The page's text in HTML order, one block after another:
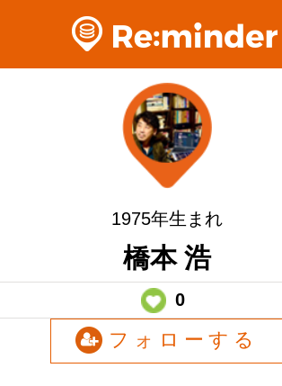
1975年生まれ
橋本 浩
0
フォローする